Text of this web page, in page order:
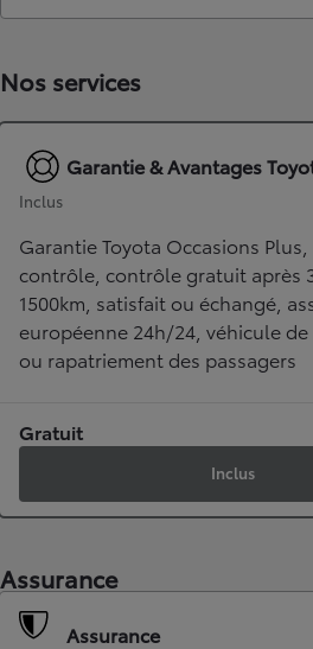
Nos services
Garantie & Avantages
Inclus
Garantie Toyota Occasions
contrôle, contrôle gratuit après
1500km, satisfait ou échangé,
européenne 24h/24, véhicule
ou rapatriement des passagers
Gratuit
Inclus
Assurance
Assurance